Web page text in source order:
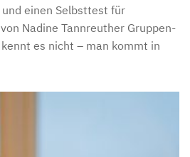
einen Selbsttest für
Nadine Tannreuther Gruppen-
es nicht – man kommt in